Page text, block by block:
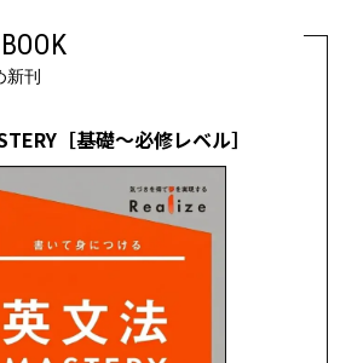
新刊
［基礎～必修レベル］